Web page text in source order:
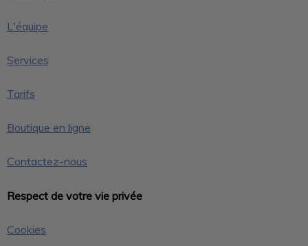
L'équipe
Services
Tarifs
Boutique en ligne
Contactez-nous
Respect de votre vie privée
Cookies